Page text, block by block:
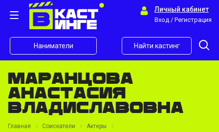
Личный кабинет
Вход / Регистрация
Наниматели Найти кастинг
Маранцова
Анастасия
Владиславовна
Главная Соискатели
Актеры